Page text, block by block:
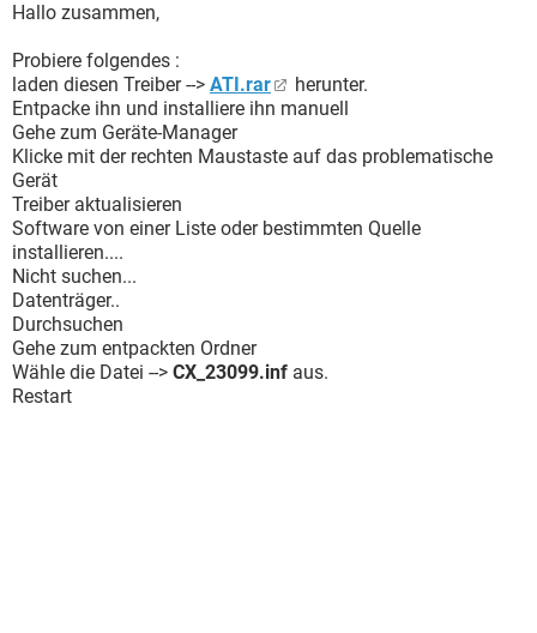
Hallo zusammen,
Probiere folgendes :
laden diesen Treiber --> ATI.rar
herunter.
Entpacke ihn und installiere ihn manuell
Gehe zum Geräte-Manager
Klicke mit der rechten Maustaste auf das problematische
Gerät
Treiber aktualisieren
Software von einer Liste oder bestimmten Quelle
installieren....
Nicht suchen...
Datenträger..
Durchsuchen
Gehe zum entpackten Ordner
Wähle die Datei --> CX_23099.inf aus.
Restart